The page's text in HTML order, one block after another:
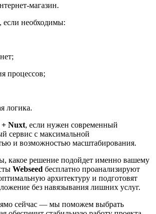
магазин.
, если необходимы:
процессов;
логика.
Nuxt, если нужен современный
сервис с максимальной
и возможностью масштабирования.
какое решение подойдет именно вашему
Webseed бесплатно проанализируют
архитектуру и подготовят
без навязывания лишних услуг.
сейчас — мы поможем выбрать